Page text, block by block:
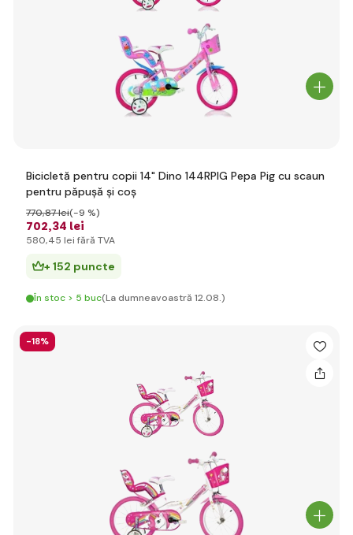
Bicicletă pentru copii 14" Dino 144RPIG Pepa Pig cu scaun
pentru păpușă și coș
702,34 lei
770,87 lei(-9 %)
580,45 lei fără TVA
+ 152 puncte
În stoc > 5 buc(La dumneavoastră 12.08.)
-18%